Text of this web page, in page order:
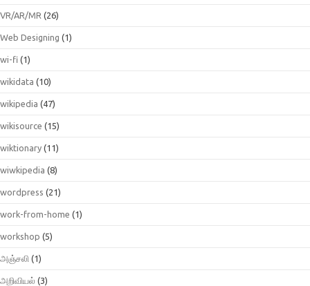
VR/AR/MR (26)
Web Designing (1)
wi-fi (1)
wikidata (10)
wikipedia (47)
wikisource (15)
wiktionary (11)
wiwkipedia (8)
wordpress (21)
work-from-home (1)
workshop (5)
அஞ்சலி (1)
அறிவியல் (3)